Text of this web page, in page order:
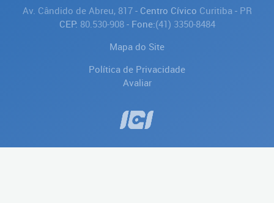
Av. Cândido de Abreu, 817- Centro Cívico Curitiba - PR
CEP: 80.530-908- Fone:(41) 3350-8484
Mapa do Site
Política de Privacidade
Avaliar